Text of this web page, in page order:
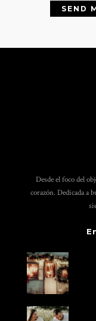
Desde el foco del
corazón. Dedicada a